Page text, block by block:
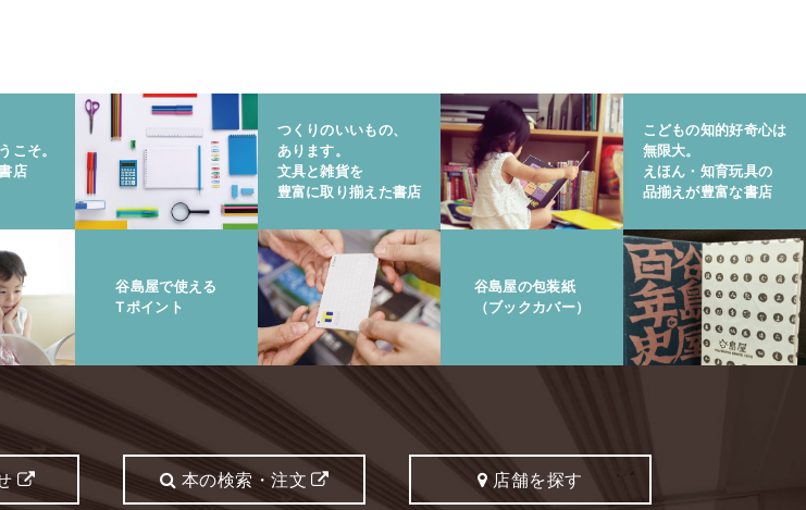
こそ。
店
つくりのいいもの、
あります。
文具と雑貨を
豊富に取り揃えた書店
こどもの知的好奇心は
無限大。
えほん・知育玩具の
品揃えが豊富な書店
谷島屋で使える
Tポイント
谷島屋の包装紙
（ブックカバー）
本の検索・注文 店舗を探す